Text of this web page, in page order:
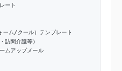
ート
ム/クール）テンプレート
訪問介護等）
ムアップメール